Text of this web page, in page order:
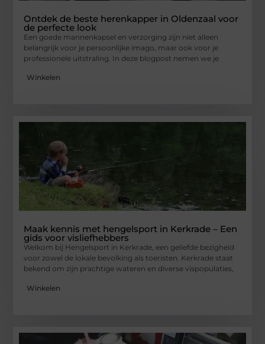
Ontdek de beste herenkapper in Oldenzaal voor
de perfecte look
Een goede mannenkapsel en verzorging zijn niet alleen
belangrijk voor je persoonlijke imago, maar ook voor je
professionele uitstraling. In deze blogpost nemen we je
Winkelen
Maak kennis met hengelsport in Kerkrade – Een
gids voor visliefhebbers
Welkom bij Hengelsport in Kerkrade, een geliefde bezigheid
voor zowel de lokale bevolking als toeristen. Kerkrade staat
bekend om zijn prachtige wateren en diverse vispopulaties,
Winkelen